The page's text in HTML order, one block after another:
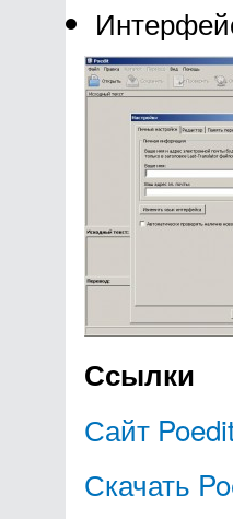
Ссылки
Сайт
Скачать